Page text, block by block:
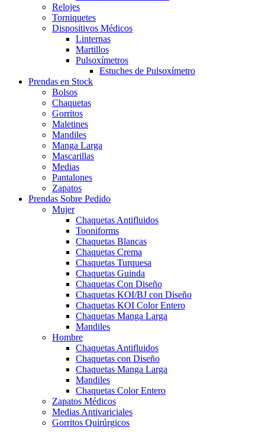
Relojes
Torniquetes
Dispositivos Médicos
Linternas
Martillos
Pulsoxímetros
Estuches de Pulsoxímetro
Prendas en Stock
Bolsos
Chaquetas
Gorritos
Maletines
Mandiles
Manga Larga
Mascarillas
Medias
Pantalones
Zapatos
Prendas Sobre Pedido
Mujer
Chaquetas Antifluidos
Tooniforms
Chaquetas Blancas
Chaquetas Crema
Chaquetas Turquesa
Chaquetas Guinda
Chaquetas Con Diseño
Chaquetas KOI/BJ con Diseño
Chaquetas KOI Color Entero
Chaquetas Manga Larga
Mandiles
Hombre
Chaquetas Antifluidos
Chaquetas con Diseño
Chaquetas Manga Larga
Mandiles
Chaquetas Color Entero
Zapatos Médicos
Medias Antivariciales
Gorritos Quirúrgicos